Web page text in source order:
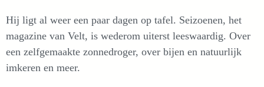
Hij ligt al weer een paar dagen op tafel. Seizoenen, het
magazine van Velt, is wederom uiterst leeswaardig. Over
een zelfgemaakte zonnedroger, over bijen en natuurlijk
imkeren en meer.